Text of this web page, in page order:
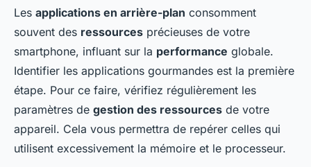
Les applications en arrière-plan consomment
souvent des ressources précieuses de votre
smartphone, influant sur la performance globale.
Identifier les applications gourmandes est la première
étape. Pour ce faire, vérifiez régulièrement les
paramètres de gestion des ressources de votre
appareil. Cela vous permettra de repérer celles qui
utilisent excessivement la mémoire et le processeur.